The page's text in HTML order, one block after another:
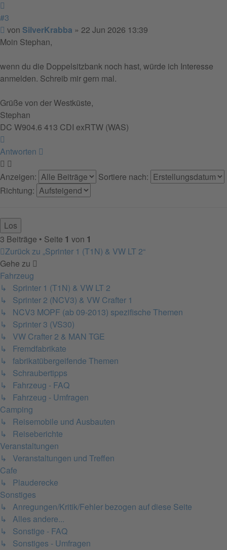
#3
Beitrag
von SilverKrabba » 22 Jun 2026 13:39
Moin Stephan,
wenn du die Doppelsitzbank noch hast, würde ich Interesse
anmelden. Schreib mir gern mal.
Grüße von der Westküste,
Stephan
DC W904.6 413 CDI exRTW (WAS)
oben
Antworten
Anzeigen:
Sortiere nach:
Richtung:
3 Beiträge • Seite 1 von 1
Zurück zu „Sprinter 1 (T1N) & VW LT 2“
Gehe zu
Fahrzeug
↳ Sprinter 1 (T1N) & VW LT 2
↳ Sprinter 2 (NCV3) & VW Crafter 1
↳ NCV3 MOPF (ab 09-2013) spezifische Themen
↳ Sprinter 3 (VS30)
↳ VW Crafter 2 & MAN TGE
↳ Fremdfabrikate
↳ fabrikatübergeifende Themen
↳ Schraubertipps
↳ Fahrzeug - FAQ
↳ Fahrzeug - Umfragen
Camping
↳ Reisemobile und Ausbauten
↳ Reiseberichte
Veranstaltungen
↳ Veranstaltungen und Treffen
Cafe
↳ Plauderecke
Sonstiges
↳ Anregungen/Kritik/Fehler bezogen auf diese Seite
↳ Alles andere...
↳ Sonstige - FAQ
↳ Sonstiges - Umfragen